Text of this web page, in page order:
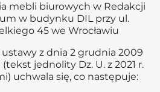
mebli biurowych w Redakcji
w budynku DIL przy ul.
45 we Wrocławiu
z dnia 2 grudnia 2009
jednolity Dz. U. z 2021 r.
uchwala się, co następuje: